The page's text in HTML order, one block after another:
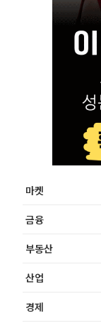
마켓
금융
부동산
산업
경제